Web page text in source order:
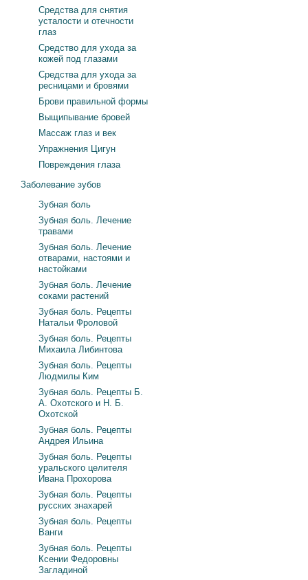
Средства для снятия
усталости и отечности
глаз
Средство для ухода за
кожей под глазами
Средства для ухода за
ресницами и бровями
Брови правильной формы
Выщипывание бровей
Массаж глаз и век
Упражнения Цигун
Повреждения глаза
Заболевание зубов
Зубная боль
Зубная боль. Лечение
травами
Зубная боль. Лечение
отварами, настоями и
настойками
Зубная боль. Лечение
соками растений
Зубная боль. Рецепты
Натальи Фроловой
Зубная боль. Рецепты
Михаила Либинтова
Зубная боль. Рецепты
Людмилы Ким
Зубная боль. Рецепты Б.
А. Охотского и Н. Б.
Охотской
Зубная боль. Рецепты
Андрея Ильина
Зубная боль. Рецепты
уральского целителя
Ивана Прохорова
Зубная боль. Рецепты
русских знахарей
Зубная боль. Рецепты
Ванги
Зубная боль. Рецепты
Ксении Федоровны
Загладиной